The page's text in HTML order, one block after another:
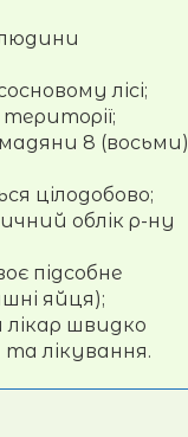
людини
лісі;
8 (восьми)
цілодобово;
облік р-ну
підсобне
яйця);
швидко
лікування.